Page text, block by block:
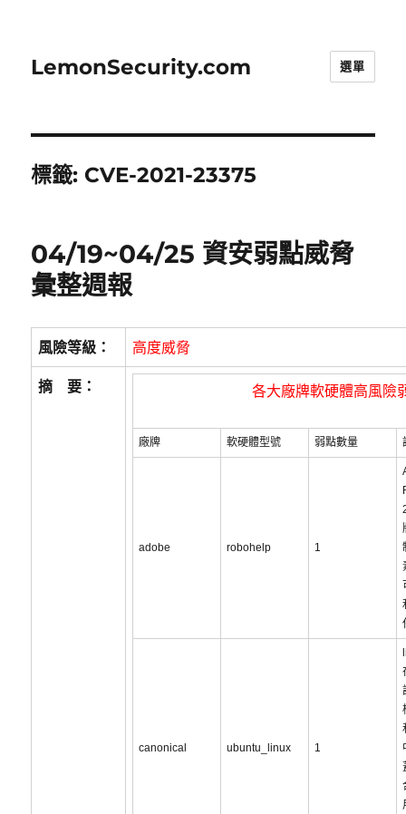
LemonSecurity.com 選單
標籤: CVE-2021-23375
04/19~04/25 資安弱點威脅
彙整週報
風險等級： 高度威脅
摘 要： 各大廠牌軟硬體高風險
廠牌 軟硬體型號 弱點數量
adobe robohelp 1
canonical ubuntu_linux 1